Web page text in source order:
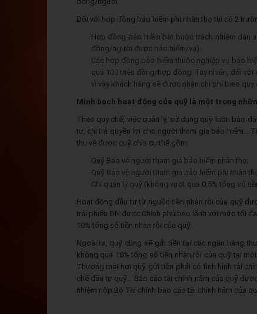
Đối với hợp đồng bảo hiểm phi nhân thọ thì có 2
Hợp đồng bảo hiểm bắt buộc trách nhiệm dân
đồng/người được bảo hiểm/vụ).
Các hợp đồng bảo hiểm thuộc nghiệp vụ bảo
quá 100 triệu đồng/hợp đồng. Tuy nhiên, đối
vì vậy khách hàng sẽ được nhận chi phí theo
Minh bạch hoạt động của quỹ là một trong
Theo quy chế, việc quản lý, sử dụng quỹ luôn bảo
tư, chi trả quyền lợi cho người tham gia bảo hiểm…
thu về được quỹ chia cụ thể gồm:
Quỹ Bảo vệ người tham gia bảo hiểm nhân thọ;
Quỹ Bảo vệ người tham gia bảo hiểm phi nhân
Chi quản lý quỹ (không vượt quá 0,5% tổng số
Hoạt động đầu tư từ nguồn tiền nhàn rỗi của quỹ
trái phiếu DN được Chính phủ bảo lãnh với mức tối
10% tổng số tiền nhàn rỗi của quỹ.
Ngoài ra, quỹ cũng sẽ gửi tiền tại các ngân hàng
không quá 10% tổng số tiền nhàn rỗi của quỹ tại
Thương mại nơi quỹ gửi tiền phải có tình hình tài
chế đầu tư quỹ… Báo cáo tài chính năm của quỹ
nhiệm nộp Bộ Tài chính báo cáo tài chính năm của